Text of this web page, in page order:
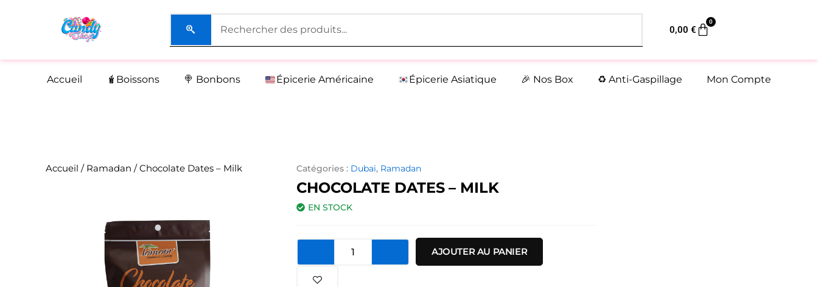
0,00€
0
Panier
Accueil 🧋Boissons 🍭 Bonbons Épicerie Américaine Épicerie Asiatique 🎉 Nos Box ♻️ Anti-Gaspillage Mon Compte
Accueil / Ramadan / Chocolate Dates – Milk Catégories : Dubai, Ramadan
CHOCOLATE DATES – MILK
EN STOCK
quantité
Chocolate
AJOUTER AU PANIER